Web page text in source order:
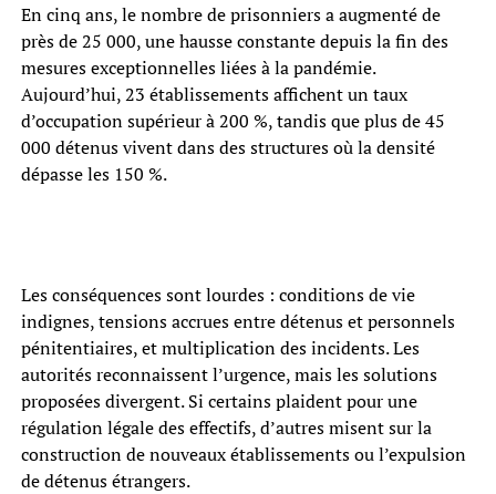
En cinq ans, le nombre de prisonniers a augmenté de
près de 25 000, une hausse constante depuis la fin des
mesures exceptionnelles liées à la pandémie.
Aujourd’hui, 23 établissements affichent un taux
d’occupation supérieur à 200 %, tandis que plus de 45
000 détenus vivent dans des structures où la densité
dépasse les 150 %.
Les conséquences sont lourdes : conditions de vie
indignes, tensions accrues entre détenus et personnels
pénitentiaires, et multiplication des incidents. Les
autorités reconnaissent l’urgence, mais les solutions
proposées divergent. Si certains plaident pour une
régulation légale des effectifs, d’autres misent sur la
construction de nouveaux établissements ou l’expulsion
de détenus étrangers.